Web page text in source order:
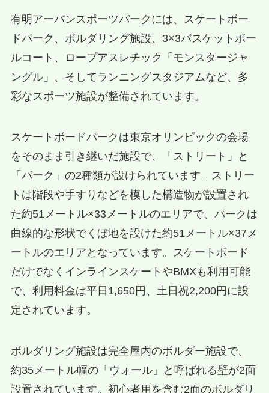
有明アーバンスポーツパークには、スケートボー
ドパーク、ボルダリング施設、3×3バスケットボー
ルコート、ロープアスレチック「モンスタージャ
ングル」、そしてランニングスタジアムなど、多
彩なスポーツ施設が整備されています。
スケートボードパークは東京オリンピックの会場
をそのまま引き継いだ施設で、「ストリート」と
「パーク」の2種類が設けられています。ストリー
トは階段や手すりなどを模した構造物が設置され
た約51メートル×33メートルのエリアで、パークは
曲線的な形状でくぼ地を設けた約51メートル×37メ
ートルのエリアとなっています。スケートボード
だけでなくインラインスケートやBMXも利用可能
で、利用料金は平日1,650円、土日祝2,200円に設
定されています。
ボルダリング施設は完全屋内のボルダー施設で、
約35メートル幅の「ウォール」と呼ばれる壁が2面
設置されています。初心者用を含む2面のボルダリ